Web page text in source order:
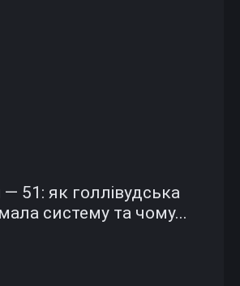
51: як голлівудська
систему та чому...